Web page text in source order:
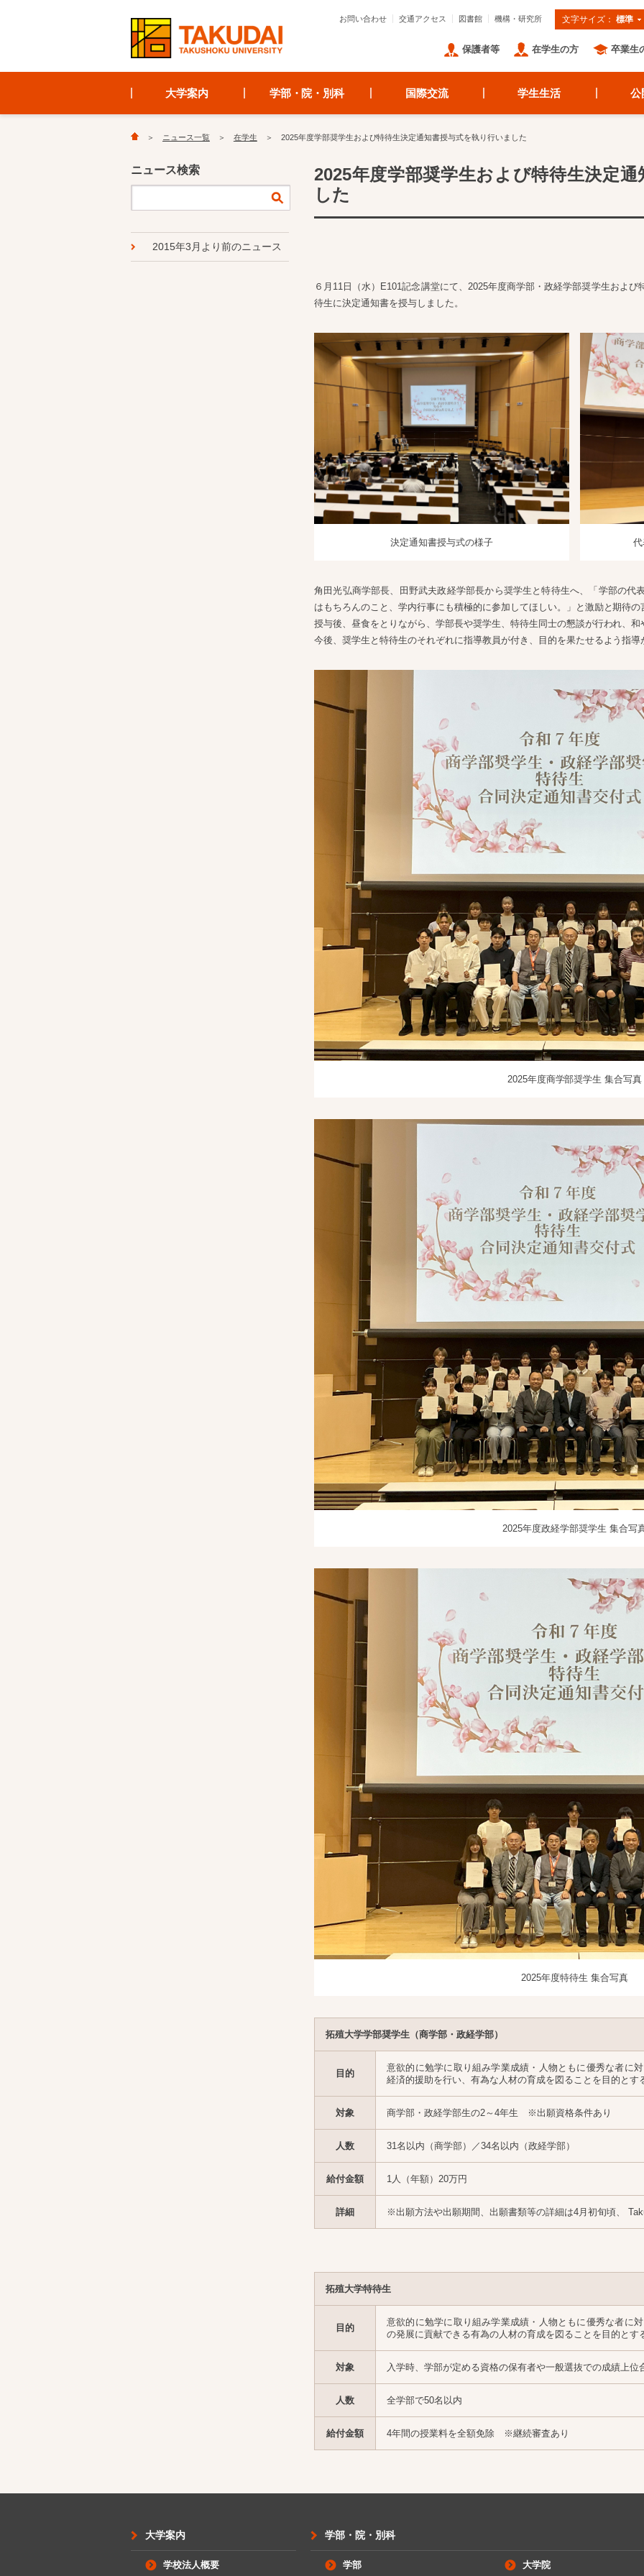
文字サイズ： 標準
お問い合わせ 交通アクセス 図書館 機構・研究所
保護者等 在学生の方 卒業生
大学案内 学部・院・別科 国際交流 学生生活 公
ニュース一覧 在学生 2025年度学部奨学生および特待生決定通知書授与式を執り行いました
2025年度学部奨学生および特待生決定
した
６月 11 日（水） E101記念講堂にて、 2025年度商学部・政経学部奨学生および
待生に決定通知書を授与しました。
決定通知書授与式の様子
角田光弘商学部長、田野武夫政経学部長から奨学生と特待生へ、「学部の代
はもちろんのこと、学内行事にも積極的に参加してほしい。」と激励と期待
授与後、昼食をとりながら、学部長や奨学生、特待生同士の懇談が行われ、
今後、奨学生と特待生のそれぞれに指導教員が付き、目的を果たせるよう指導
2025年度商学部奨学生 集合写真
2025年度政経学部奨学生 集合写
2025年度特待生 集合写真
拓殖大学学部奨学生（商学部・政経学部）
目的
意欲的に勉学に取り組み学業成績・人物ともに優秀な者に
経済的援助を行い、有為な人材の育成を図ることを目的とす
対象 商学部・政経学部生の2～4年生 ※出願資格条件あり
人数 31名以内（商学部）／34名以内（政経学部）
給付金額 1人（年額）20万円
詳細 ※出願方法や出願期間、出願書類等の詳細は4月初旬頃、
拓殖大学特待生
目的
意欲的に勉学に取り組み学業成績・人物ともに優秀な者に
の発展に貢献できる有為の人材の育成を図ることを目的とす
対象 入学時、学部が定める資格の保有者や一般選抜での成績上
人数 全学部で50名以内
給付金額 4年間の授業料を全額免除 ※継続審査あり
ニュース検索
2015年3月より前のニュース
大学案内
学校法人概要
学部・院・別科
学部 大学院